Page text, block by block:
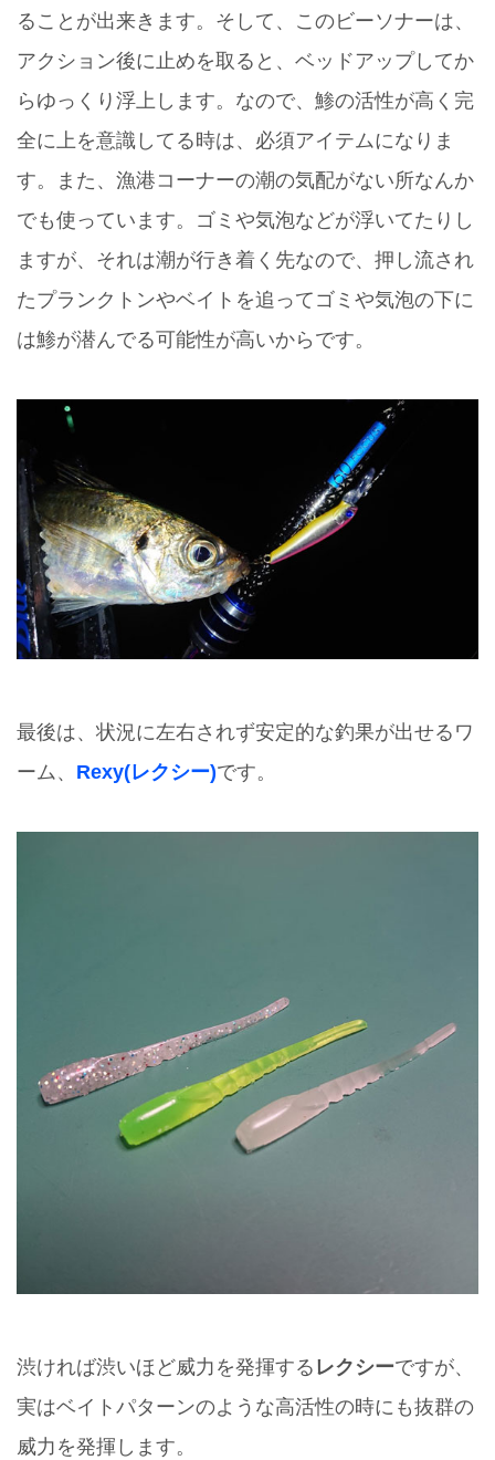
ることが出来きます。そして、このビーソナーは、
アクション後に止めを取ると、ベッドアップしてか
らゆっくり浮上します。なので、鯵の活性が高く完
全に上を意識してる時は、必須アイテムになりま
す。また、漁港コーナーの潮の気配がない所なんか
でも使っています。ゴミや気泡などが浮いてたりし
ますが、それは潮が行き着く先なので、押し流され
たプランクトンやベイトを追ってゴミや気泡の下に
は鯵が潜んでる可能性が高いからです。
最後は、状況に左右されず安定的な釣果が出せるワ
ーム、 Rexy(レクシー)です。
渋ければ渋いほど威力を発揮する レクシーですが、
実はベイトパターンのような高活性の時にも抜群の
威力を発揮します。